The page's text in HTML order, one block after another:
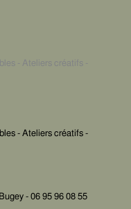
- Ateliers créatifs -
- Ateliers créatifs -
- 06 95 96 08 55